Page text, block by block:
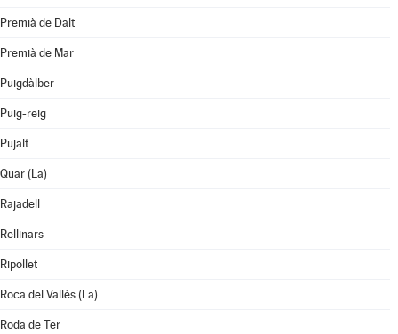
Premià de Dalt
Premià de Mar
Puigdàlber
Puig-reig
Pujalt
Quar (La)
Rajadell
Rellinars
Ripollet
Roca del Vallès (La)
Roda de Ter